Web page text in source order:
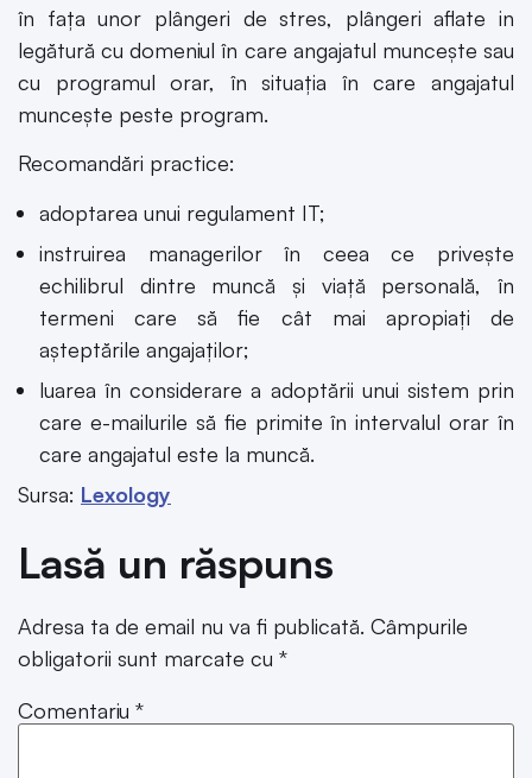
în fața unor plângeri de stres, plângeri aflate in
legătură cu domeniul în care angajatul muncește sau
cu programul orar, în situația în care angajatul
muncește peste program.
Recomandări practice:
adoptarea unui regulament IT;
instruirea managerilor în ceea ce privește
echilibrul dintre muncă și viață personală, în
termeni care să fie cât mai apropiați de
așteptările angajaților;
luarea în considerare a adoptării unui sistem prin
care e-mailurile să fie primite în intervalul orar în
care angajatul este la muncă.
Sursa: Lexology
Lasă un răspuns
Adresa ta de email nu va fi publicată. Câmpurile
obligatorii sunt marcate cu *
Comentariu *